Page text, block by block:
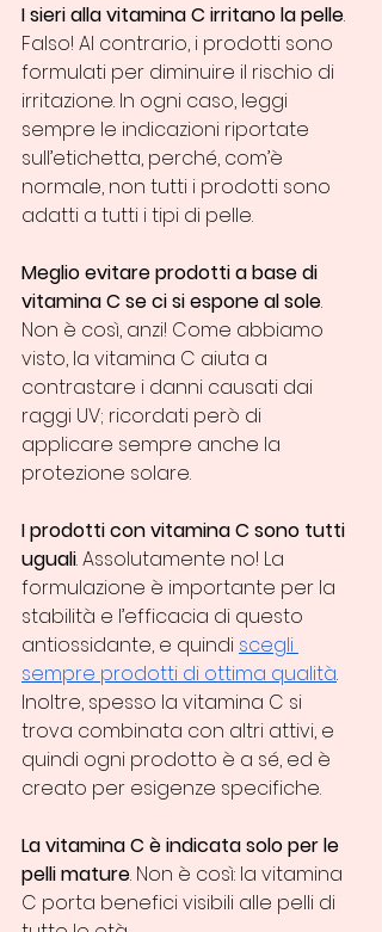
I sieri alla vitamina C irritano la pelle.
Falso! Al contrario, i prodotti sono
formulati per diminuire il rischio di
irritazione. In ogni caso, leggi
sempre le indicazioni riportate
sull’etichetta, perché, com’è
normale, non tutti i prodotti sono
adatti a tutti i tipi di pelle.
Meglio evitare prodotti a base di
vitamina C se ci si espone al sole.
Non è così, anzi! Come abbiamo
visto, la vitamina C aiuta a
contrastare i danni causati dai
raggi UV; ricordati però di
applicare sempre anche la
protezione solare.
I prodotti con vitamina C sono tutti
uguali. Assolutamente no! La
formulazione è importante per la
stabilità e l’efficacia di questo
antiossidante, e quindi scegli
sempre prodotti di ottima qualità.
Inoltre, spesso la vitamina C si
trova combinata con altri attivi, e
quindi ogni prodotto è a sé, ed è
creato per esigenze specifiche.
La vitamina C è indicata solo per le
pelli mature. Non è così: la vitamina
C porta benefici visibili alle pelli di